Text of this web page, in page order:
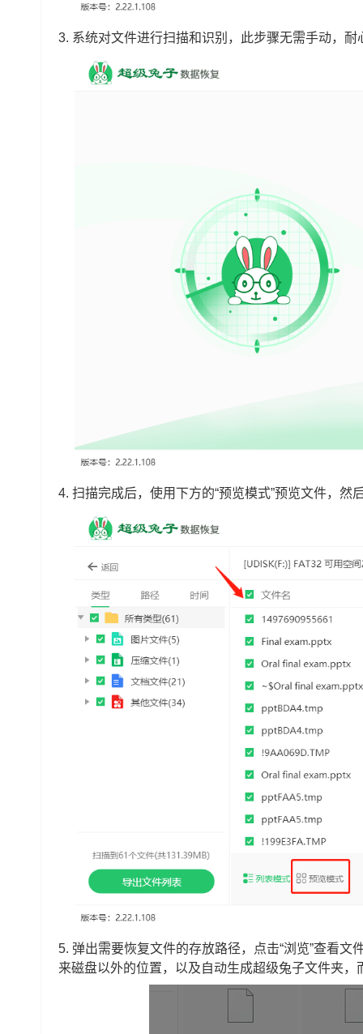
3. 系统对文件进行扫描和识别，此步骤无需手动，耐
4. 扫描完成后，使用下方的“预览模式”预览文件，然
5. 弹出需要恢复文件的存放路径，点击“浏览”查看
来磁盘以外的位置，以及自动生成超级兔子文件夹，